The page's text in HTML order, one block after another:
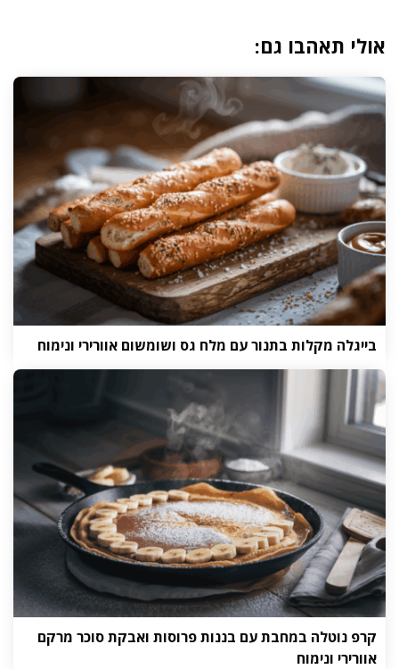
אולי תאהבו גם:
בייגלה מקלות בתנור עם מלח גס ושומשום אוורירי ונימוח
קרפ נוטלה במחבת עם בננות פרוסות ואבקת סוכר מרקם
אוורירי ונימוח